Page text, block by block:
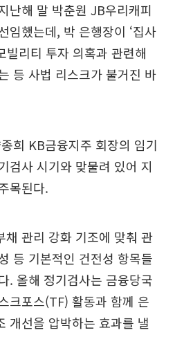
난해 말 박춘원 JB우리캐피
임했는데, 박 은행장이 ‘집사
빌리티 투자 의혹과 관련해
등 사법 리스크가 불거진 바
희 KB금융지주 회장의 임기
검사 시기와 맞물려 있어 지
목된다.
채 관리 강화 기조에 맞춰 관
등 기본적인 건전성 항목들
. 올해 정기검사는 금융당국
크포스(TF) 활동과 함께 은
개선을 압박하는 효과를 낼